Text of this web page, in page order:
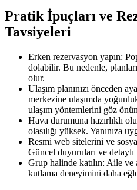
Pratik İpuçları ve
Tavsiyeleri
Erken rezervasyon yapın:
dolabilir. Bu nedenle,
olur.
Ulaşım planınızı önceden
merkezine ulaşımda
ulaşım yöntemlerini göz
Hava durumuna hazırlıklı
olasılığı yüksek. Yanınıza
Resmi web sitelerini ve
Güncel duyuruları ve
Grup halinde katılın: Aile ve
kutlama deneyimini daha